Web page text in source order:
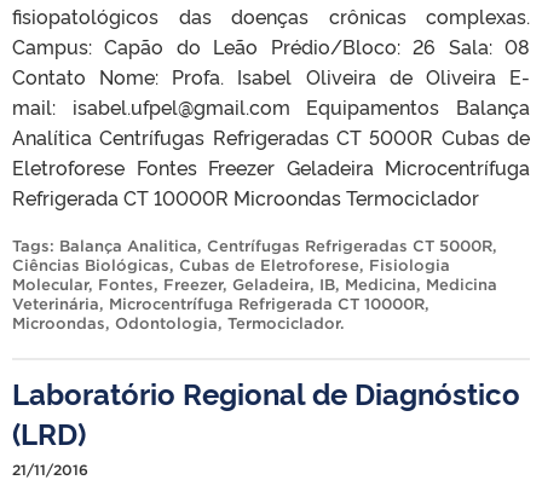
fisiopatológicos das doenças crônicas complexas.
Campus: Capão do Leão Prédio/Bloco: 26 Sala: 08
Contato Nome: Profa. Isabel Oliveira de Oliveira E-
mail: isabel.ufpel@gmail.com Equipamentos Balança
Analítica Centrífugas Refrigeradas CT 5000R Cubas de
Eletroforese Fontes Freezer Geladeira Microcentrífuga
Refrigerada CT 10000R Microondas Termociclador
Tags: Balança Analitica, Centrífugas Refrigeradas CT 5000R,
Ciências Biológicas, Cubas de Eletroforese, Fisiologia
Molecular, Fontes, Freezer, Geladeira, IB, Medicina, Medicina
Veterinária, Microcentrífuga Refrigerada CT 10000R,
Microondas, Odontologia, Termociclador.
Laboratório Regional de Diagnóstico
(LRD)
21/11/2016